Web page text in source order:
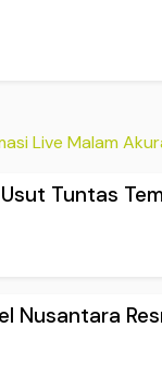
Live Malam
Tuntas
Nusantara